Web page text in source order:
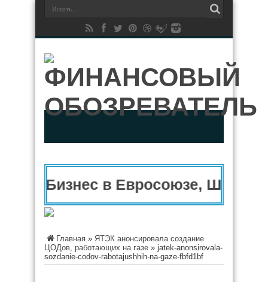
Бизнес в Евросоюзе,
Главная » ЯТЭК анонсировала создание
ЦОДов, работающих на газе » jatek-anonsirovala-
sozdanie-codov-rabotajushhih-na-gaze-fbfd1bf